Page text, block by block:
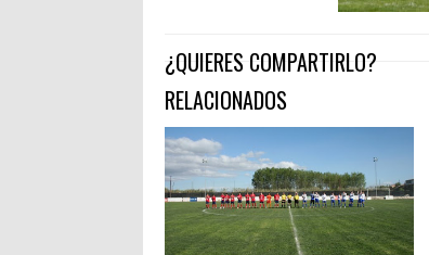
¿QUIERES COMPARTIRLO?
RELACIONADOS